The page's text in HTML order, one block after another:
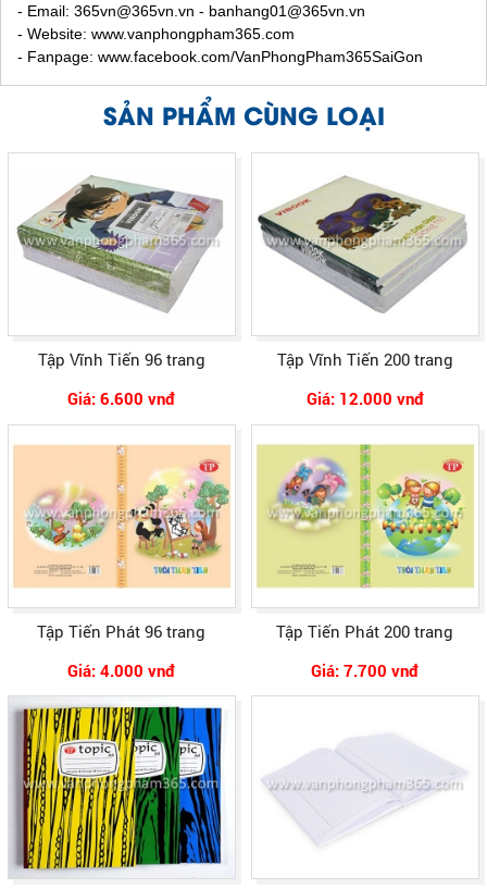
- Email: 365vn@365vn.vn - banhang01@365vn.vn
- Website: www.vanphongpham365.com
- Fanpage: www.facebook.com/VanPhongPham365SaiGon
SẢN PHẨM CÙNG LOẠI
Tập Vĩnh Tiến 96 trang
Giá: 6.600 vnđ
Tập Vĩnh Tiến 200 trang
Giá: 12.000 vnđ
Tập Tiến Phát 96 trang
Giá: 4.000 vnđ
Tập Tiến Phát 200 trang
Giá: 7.700 vnđ